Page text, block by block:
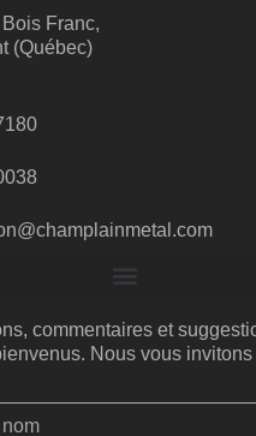
Franc,
(Québec)
commentaires et
Nous vous